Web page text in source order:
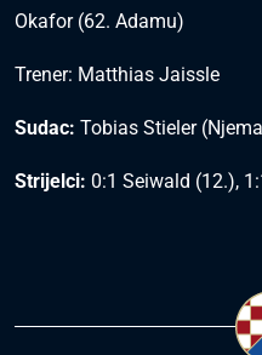
Okafor (62. Adamu)
Trener: Matthias Jaissle
Sudac: Tobias Stieler
Strijelci: 0:1 Seiwald (12.),